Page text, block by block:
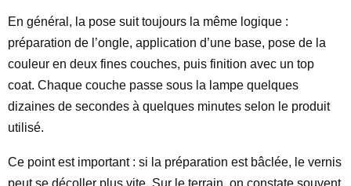
En général, la pose suit toujours la même logique :
préparation de l’ongle, application d’une base, pose de la
couleur en deux fines couches, puis finition avec un top
coat. Chaque couche passe sous la lampe quelques
dizaines de secondes à quelques minutes selon le produit
utilisé.
Ce point est important : si la préparation est bâclée, le vernis
peut se décoller plus vite. Sur le terrain, on constate souvent